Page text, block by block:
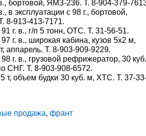
бортовой, ЯМЗ-236. Т. 8-904-379-
в эксплуатации с 98 г., бортовой,
8-913-413-7171.
г. в., г/п 5 тонн, ОТС. Т. 31-56-51.
г. в., широкая кабина, кузов 5х2 м,
аппарель. Т. 8-903-909-9229.
г. в., грузовой рефрижератор, 30
СНГ. Т. 8-903-908-6572.
5 т, объем будки 30 куб. м, ХТС. Т. 37-
продажа,франт